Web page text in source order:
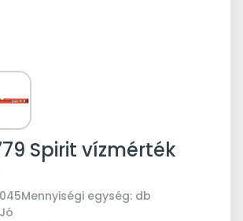
Spirit vízmérték
Mennyiségi egység: db